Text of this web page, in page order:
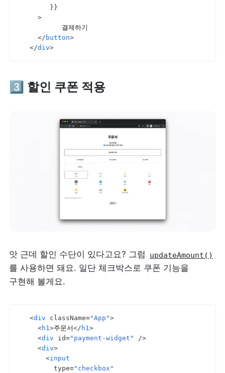
} }
>
</ button>
</div>
3️⃣ 할인 쿠폰 적용
앗 근데 할인 수단이 있다고요? 그럼 updateAmount()
를 사용하면 돼요. 일단 체크박스로 쿠폰 기능을
구현해 볼게요.
<div className="App">
<h1>주문서</ h1>
<div id="payment-widget"
/>
<div>
<input
type="checkbox"